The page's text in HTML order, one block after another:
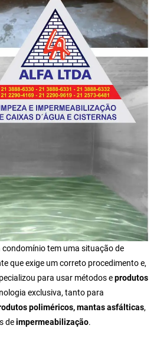
tem uma situação de
que exige um correto procedimento e,
para usar métodos eprodutos
exclusiva, tanto para
poliméricos, mantas asfálticas,
deimpermeabilização.